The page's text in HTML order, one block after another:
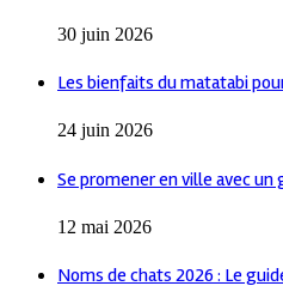
30 juin 2026
Les bienfaits du matatabi
24 juin 2026
Se promener en ville avec un
12 mai 2026
Noms de chats 2026 : Le